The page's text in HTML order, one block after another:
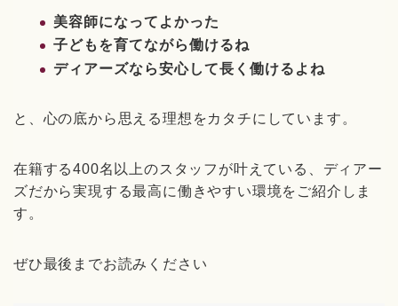
美容師になってよかった
子どもを育てながら働けるね
ディアーズなら安心して長く働けるよね
と、心の底から思える理想をカタチにしています。
在籍する400名以上のスタッフが叶えている、ディアー
ズだから実現する最高に働きやすい環境をご紹介しま
す。
ぜひ最後までお読みください